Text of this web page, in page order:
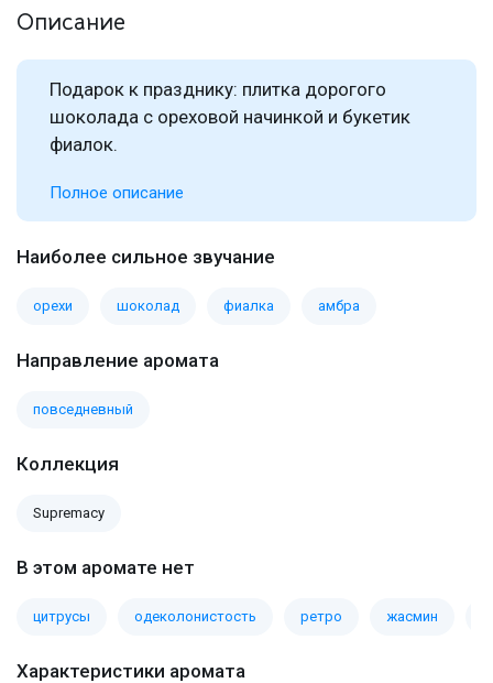
Описание
Подарок к празднику: плитка дорогого
шоколада с ореховой начинкой и букетик
фиалок.
Полное описание
Наиболее сильное звучание
орехи шоколад фиалка амбра
Направление аромата
повседневный
Коллекция
Supremacy
В этом аромате нет
цитрусы одеколонистость ретро жасмин
Характеристики аромата